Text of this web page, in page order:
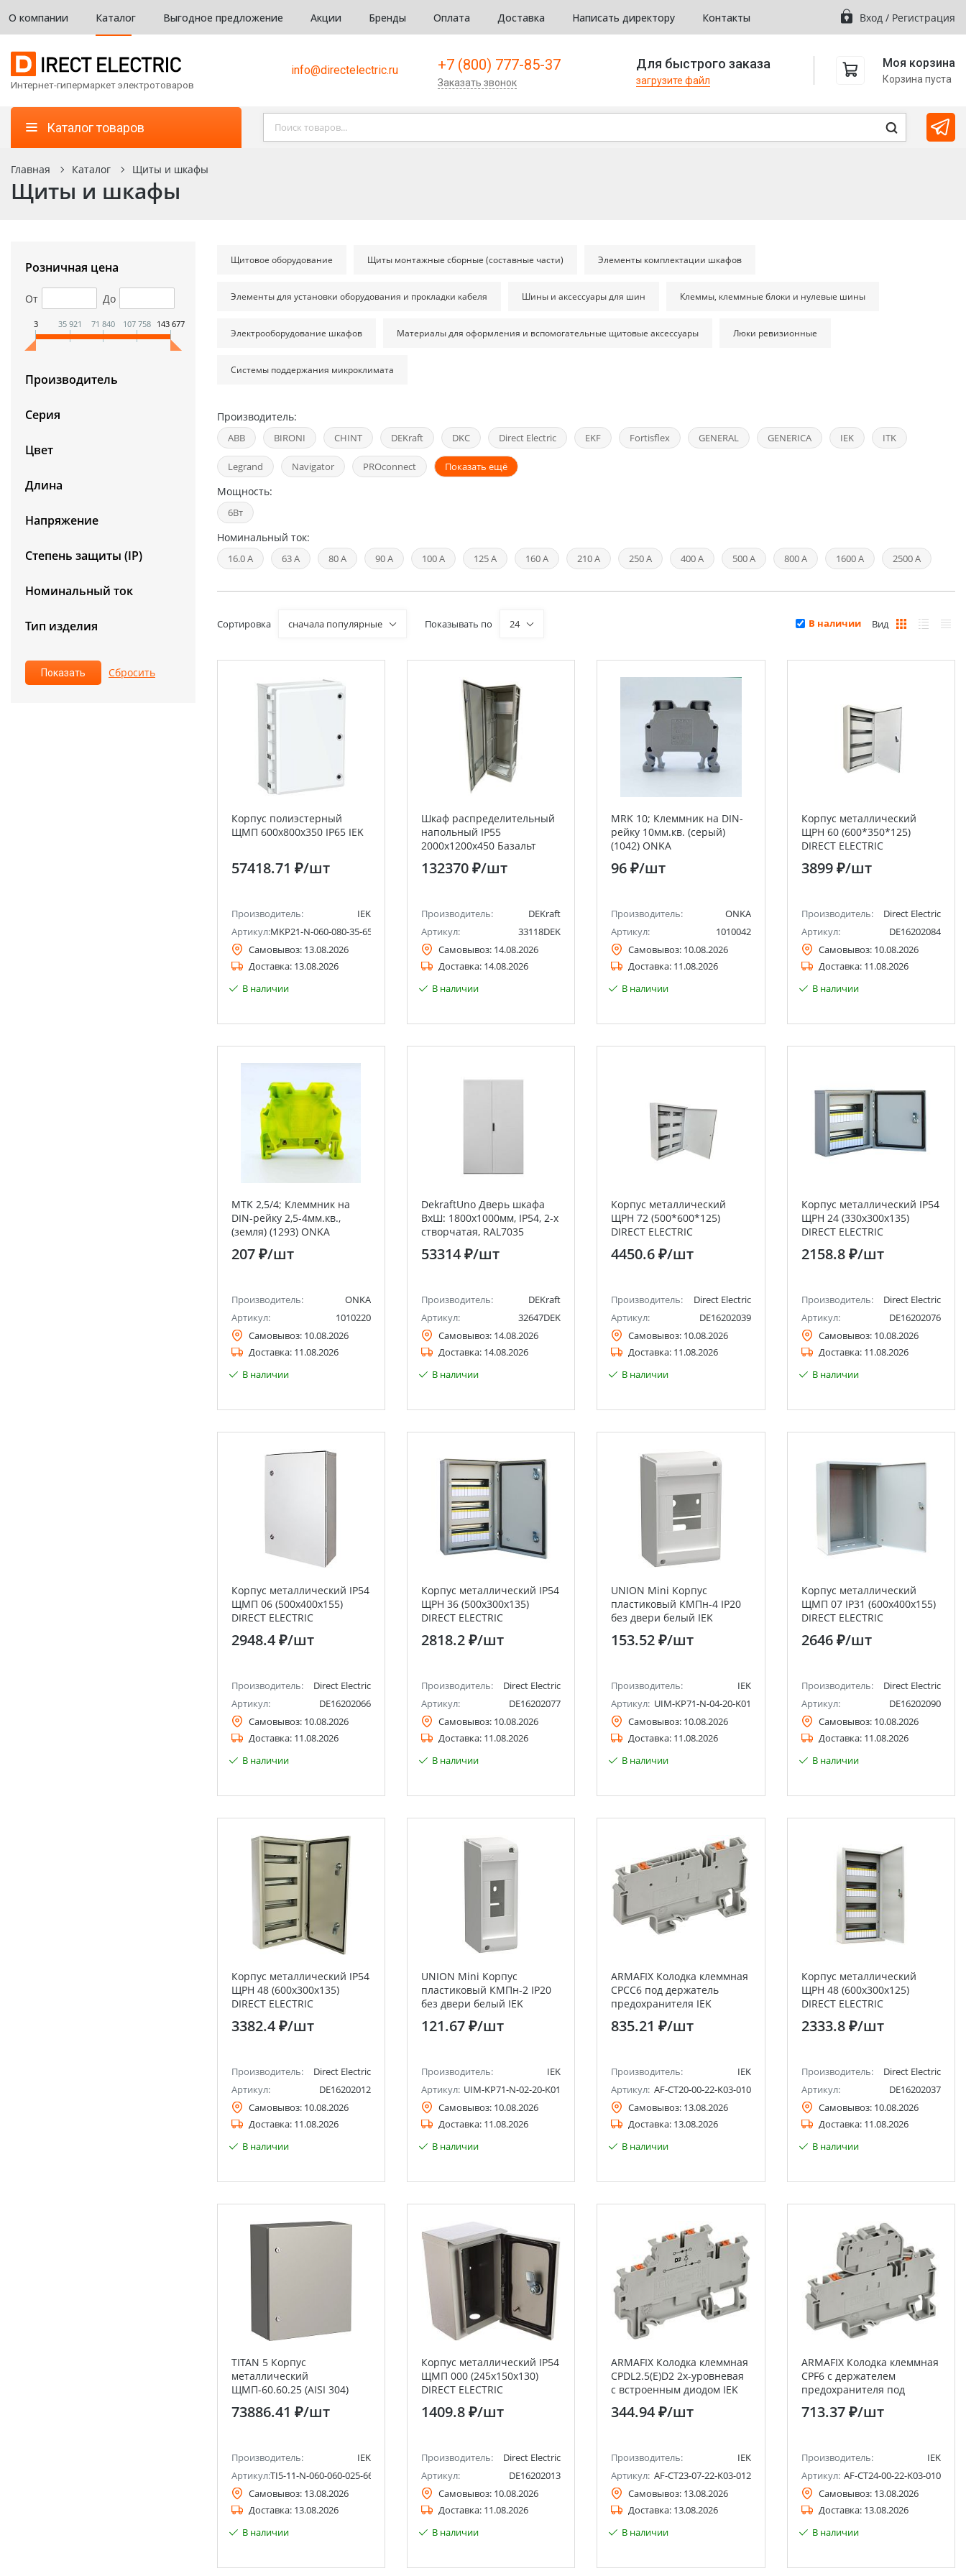
О компании Каталог Выгодное предложение Акции Бренды Оплата Доставка Написать директору Контакты Вход / Регистрация
Интернет-гипермаркет электротоваров
info@directelectric.ru +7 (800) 777-85-37
Заказать звонок
Для быстрого заказа
загрузите файл
Моя корзина
Корзина пуста
Каталог товаров
Главная Каталог Щиты и шкафы
Щиты и шкафы
Розничная цена
От До
3 35 921 71 840 107 758 143 677
Производитель
Серия
Цвет
Длина
Напряжение
Степень защиты (IP)
Номинальный ток
Тип изделия
Щитовое оборудование Щиты монтажные сборные (составные части) Элементы комплектации шкафов
Элементы для установки оборудования и прокладки кабеля Шины и аксессуары для шин Клеммы, клеммные блоки и нулевые шины
Электрооборудование шкафов Материалы для оформления и вспомогательные щитовые аксессуары Люки ревизионные
Системы поддержания микроклимата
Производитель:
ABB BIRONI CHINT DEKraft DKC Direct Electric EKF Fortisflex GENERAL GENERICA IEK ITK
Legrand Navigator PROconnect Показать ещё
Мощность:
6Вт
Номинальный ток:
16.0 А 63 А 80 А 90 А 100 А 125 А 160 А 210 А 250 А 400 А 500 А 800 А 1600 А 2500 А
Сортировка сначала популярные Показывать по 24 В наличии Вид
Корпус полиэстерный
ЩМП 600х800х350 IP65 IEK
57418.71 ₽/шт
Производитель:
IEK
Артикул:MKP21-N-060-080-35-65
Самовывоз: 13.08.2026
Доставка: 13.08.2026
В наличии
Шкаф распределительный
напольный IP55
2000х1200х450 Базальт
132370 ₽/шт
Производитель:
DEKraft
Артикул:
33118DEK
Самовывоз: 14.08.2026
Доставка: 14.08.2026
В наличии
MRK 10; Клеммник на DIN-
рейку 10мм.кв. (серый)
(1042) ONKA
96 ₽/шт
Производитель:
ONKA
Артикул:
1010042
Самовывоз: 10.08.2026
Доставка: 11.08.2026
В наличии
Корпус металлический
ЩРН 60 (600*350*125)
DIRECT ELECTRIC
3899 ₽/шт
Производитель:
Direct Electric
Артикул:
DE16202084
Самовывоз: 10.08.2026
Доставка: 11.08.2026
В наличии
MTK 2,5/4; Клеммник на
DIN-рейку 2,5-4мм.кв.,
(земля) (1293) ONKA
207 ₽/шт
Производитель:
ONKA
Артикул:
1010220
Самовывоз: 10.08.2026
Доставка: 11.08.2026
В наличии
DekraftUno Дверь шкафа
ВхШ: 1800х1000мм, IP54, 2-х
створчатая, RAL7035
53314 ₽/шт
Производитель:
DEKraft
Артикул:
32647DEK
Самовывоз: 14.08.2026
Доставка: 14.08.2026
В наличии
Корпус металлический
ЩРН 72 (500*600*125)
DIRECT ELECTRIC
4450.6 ₽/шт
Производитель:
Direct Electric
Артикул:
DE16202039
Самовывоз: 10.08.2026
Доставка: 11.08.2026
В наличии
Корпус металлический IP54
ЩРН 24 (330х300х135)
DIRECT ELECTRIC
2158.8 ₽/шт
Производитель:
Direct Electric
Артикул:
DE16202076
Самовывоз: 10.08.2026
Доставка: 11.08.2026
В наличии
Корпус металлический IP54
ЩМП 06 (500х400х155)
DIRECT ELECTRIC
2948.4 ₽/шт
Производитель:
Direct Electric
Артикул:
DE16202066
Самовывоз: 10.08.2026
Доставка: 11.08.2026
В наличии
Корпус металлический IP54
ЩРН 36 (500х300х135)
DIRECT ELECTRIC
2818.2 ₽/шт
Производитель:
Direct Electric
Артикул:
DE16202077
Самовывоз: 10.08.2026
Доставка: 11.08.2026
В наличии
UNION Mini Корпус
пластиковый КМПн-4 IP20
без двери белый IEK
153.52 ₽/шт
Производитель:
IEK
Артикул: UIM-KP71-N-04-20-K01
Самовывоз: 10.08.2026
Доставка: 11.08.2026
В наличии
Корпус металлический
ЩМП 07 IP31 (600х400х155)
DIRECT ELECTRIC
2646 ₽/шт
Производитель:
Direct Electric
Артикул:
DE16202090
Самовывоз: 10.08.2026
Доставка: 11.08.2026
В наличии
Корпус металлический IP54
ЩРН 48 (600х300х135)
DIRECT ELECTRIC
3382.4 ₽/шт
Производитель:
Direct Electric
Артикул:
DE16202012
Самовывоз: 10.08.2026
Доставка: 11.08.2026
В наличии
UNION Mini Корпус
пластиковый КМПн-2 IP20
без двери белый IEK
121.67 ₽/шт
Производитель:
IEK
Артикул: UIM-KP71-N-02-20-K01
Самовывоз: 10.08.2026
Доставка: 11.08.2026
В наличии
ARMAFIX Колодка клеммная
CPCC6 под держатель
предохранителя IEK
835.21 ₽/шт
Производитель:
IEK
Артикул: AF-CT20-00-22-K03-010
Самовывоз: 13.08.2026
Доставка: 13.08.2026
В наличии
Корпус металлический
ЩРН 48 (600х300х125)
DIRECT ELECTRIC
2333.8 ₽/шт
Производитель:
Direct Electric
Артикул:
DE16202037
Самовывоз: 10.08.2026
Доставка: 11.08.2026
В наличии
TITAN 5 Корпус
металлический
ЩМП-60.60.25 (AISI 304)
УХЛ1 IP66 IEK
73886.41 ₽/шт
Производитель:
IEK
Артикул:TI5-11-N-060-060-025-66
Самовывоз: 13.08.2026
Доставка: 13.08.2026
В наличии
Корпус металлический IP54
ЩМП 000 (245х150х130)
DIRECT ELECTRIC
1409.8 ₽/шт
Производитель:
Direct Electric
Артикул:
DE16202013
Самовывоз: 10.08.2026
Доставка: 11.08.2026
В наличии
ARMAFIX Колодка клеммная
CPDL2.5(E)D2 2х-уровневая
с встроенным диодом IEK
344.94 ₽/шт
Производитель:
IEK
Артикул: AF-CT23-07-22-K03-012
Самовывоз: 13.08.2026
Доставка: 13.08.2026
В наличии
ARMAFIX Колодка клеммная
CPF6 с держателем
предохранителя под
патронные
предохранители
713.37 ₽/шт
Производитель:
IEK
Артикул: AF-CT24-00-22-K03-010
Самовывоз: 13.08.2026
Доставка: 13.08.2026
В наличии